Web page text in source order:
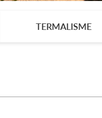
TERMALISME